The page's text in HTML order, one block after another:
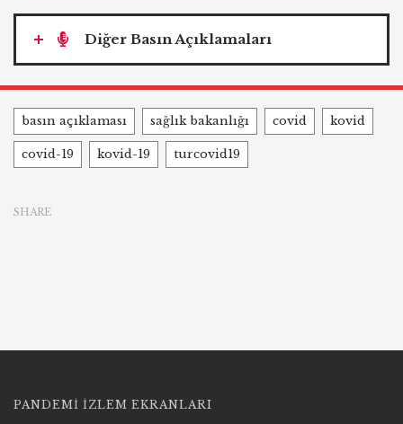
Diğer Basın Açıklamaları
Tags
basın açıklaması sağlık bakanlığı covid kovid
covid-19 kovid-19 turcovid19
SHARE
PANDEMI İZLEM EKRANLARI